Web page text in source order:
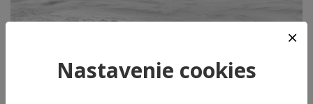
Nastavenie cookies